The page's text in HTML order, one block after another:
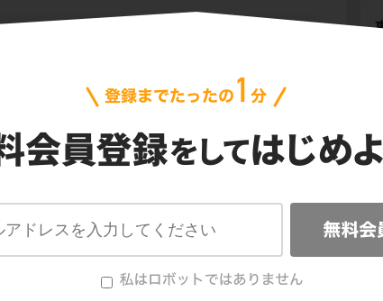
イギリスの植民
ください。